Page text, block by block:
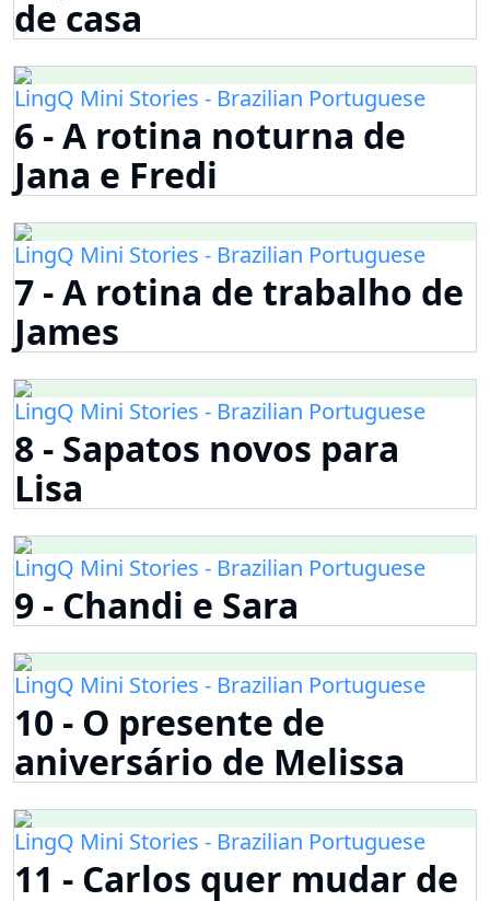
de casa
LingQ Mini Stories - Brazilian Portuguese
6 - A rotina noturna de
Jana e Fredi
LingQ Mini Stories - Brazilian Portuguese
7 - A rotina de trabalho de
James
LingQ Mini Stories - Brazilian Portuguese
8 - Sapatos novos para
Lisa
LingQ Mini Stories - Brazilian Portuguese
9 - Chandi e Sara
LingQ Mini Stories - Brazilian Portuguese
10 - O presente de
aniversário de Melissa
LingQ Mini Stories - Brazilian Portuguese
11 - Carlos quer mudar de